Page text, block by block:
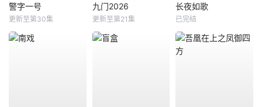
警字一号
更新至第30集
九门2026
更新至第21集
长夜如歌
已完结